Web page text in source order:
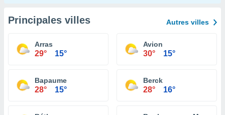
Principales villes Autres villes
Arras
29° 15°
Avion
30° 15°
Bapaume
28° 15°
Berck
28° 16°